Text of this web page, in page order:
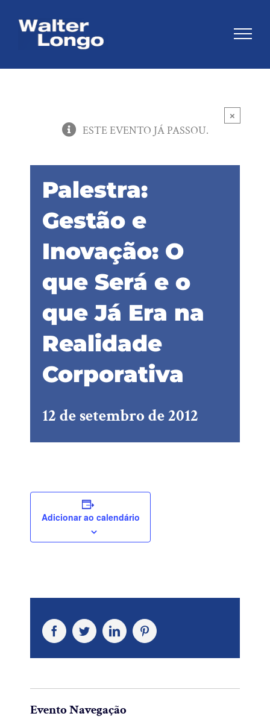
×
ESTE EVENTO JÁ PASSOU.
Palestra:
Gestão e
Inovação: O
que Será e o
que Já Era na
Realidade
Corporativa
12 de setembro de 2012
Adicionar ao calendário
FacebookTwitterLinkedInPinterest
Evento Navegação